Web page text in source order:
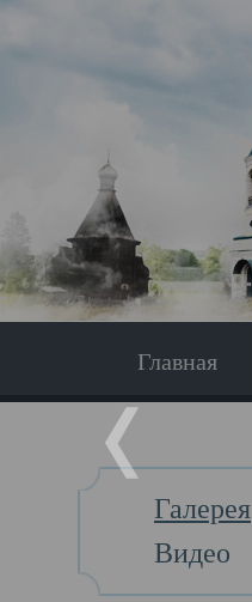
Главная
Галерея
Видео